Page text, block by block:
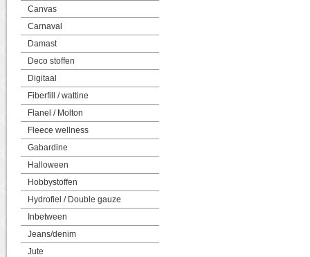
Canvas
Carnaval
Damast
Deco stoffen
Digitaal
Fiberfill / wattine
Flanel / Molton
Fleece wellness
Gabardine
Halloween
Hobbystoffen
Hydrofiel / Double gauze
Inbetween
Jeans/denim
Jute